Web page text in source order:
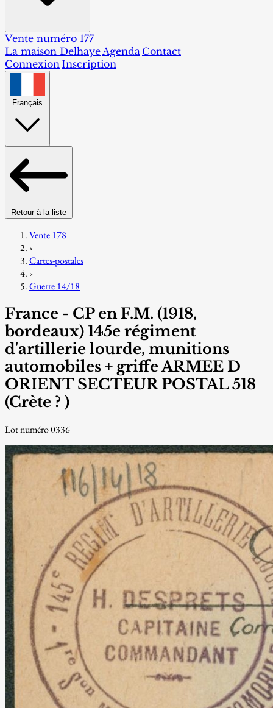
Vente numéro 177
La maison DelhayeAgenda Contact
ConnexionInscription
Français
Retour à la liste
Vente 178
›
Cartes-postales
›
Guerre 14/18
France - CP en F.M. (1918,
bordeaux) 145e régiment
d'artillerie lourde, munitions
automobiles + griffe ARMEE D
ORIENT SECTEUR POSTAL 518
(Crète ? )
Lot numéro 0336